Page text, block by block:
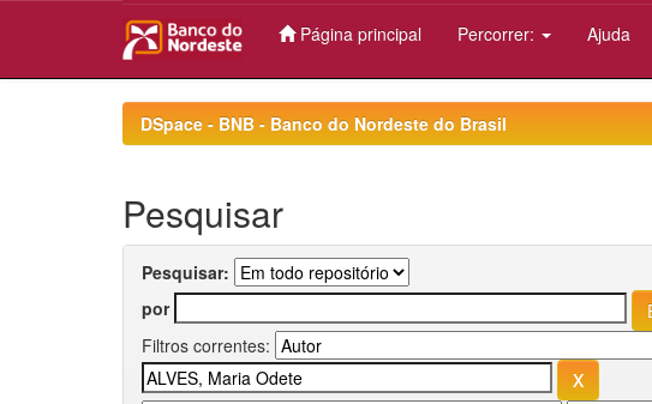
Página principal Percorrer: Ajuda
DSpace - BNB - Banco do Nordeste do Brasil
Pesquisar
Pesquisar:
por
Filtros correntes: